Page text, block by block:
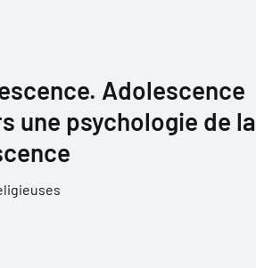
Adolescence
une psychologie de la